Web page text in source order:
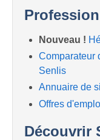
Nouveau !
Comparateur
Senlis
Annuaire de
Offres
Découvrir